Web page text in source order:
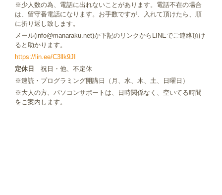
※少人数の為、電話に出れないことがあります。電話不在の場合
は、留守番電話になります。お手数ですが、入れて頂けたら、順
に折り返し致します。
メール(info@manaraku.net)か下記のリンクからLINEでご連絡頂け
ると助かります。
https://lin.ee/C3llk9JI
定休日 祝日・他、不定休
※速読・プログラミング開講日（月、水、木、土、日曜日）
※大人の方、パソコンサポートは、日時関係なく、空いてる時間
をご案内します。